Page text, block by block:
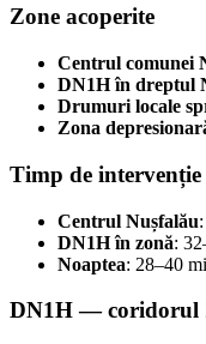
Zone acoperite
Centrul comunei
DN1H în dreptul
Drumuri locale
Zona
Timp de intervenție
Centrul Nușfalău
DN1H în zonă:
Noaptea: 28–40
DN1H — coridorul